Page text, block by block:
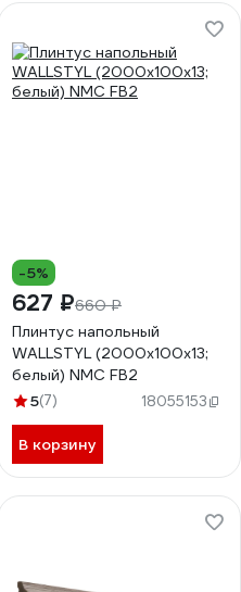
-5%
627 ₽660 ₽
Плинтус напольный
WALLSTYL (2000х100х13;
белый) NMC FB2
5(7) 18055153
В корзину